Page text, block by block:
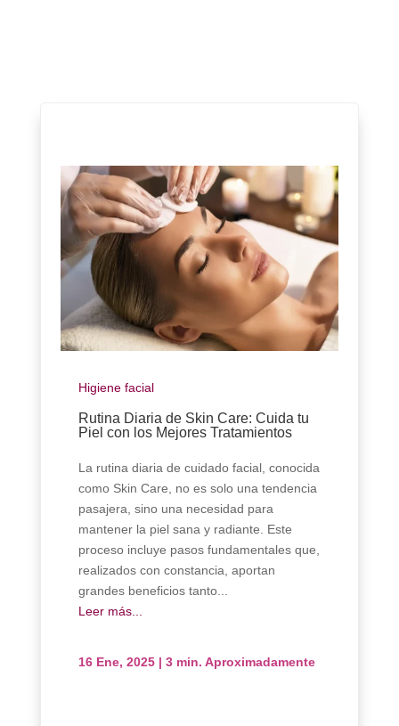
Higiene facial
Rutina Diaria de Skin Care: Cuida tu
Piel con los Mejores Tratamientos
La rutina diaria de cuidado facial, conocida
como Skin Care, no es solo una tendencia
pasajera, sino una necesidad para
mantener la piel sana y radiante. Este
proceso incluye pasos fundamentales que,
realizados con constancia, aportan
grandes beneficios tanto...
Leer más...
16 Ene, 2025 |3 min. Aproximadamente